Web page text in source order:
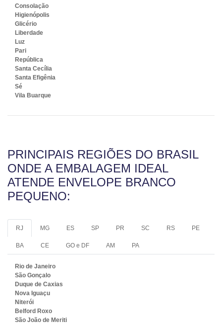
Consolação
Higienópolis
Glicério
Liberdade
Luz
Pari
República
Santa Cecília
Santa Efigênia
Sé
Vila Buarque
PRINCIPAIS REGIÕES DO BRASIL
ONDE A EMBALAGEM IDEAL
ATENDE ENVELOPE BRANCO
PEQUENO:
RJ MG ES SP PR SC RS PE
BA CE GO e DF AM PA
Rio de Janeiro
São Gonçalo
Duque de Caxias
Nova Iguaçu
Niterói
Belford Roxo
São João de Meriti